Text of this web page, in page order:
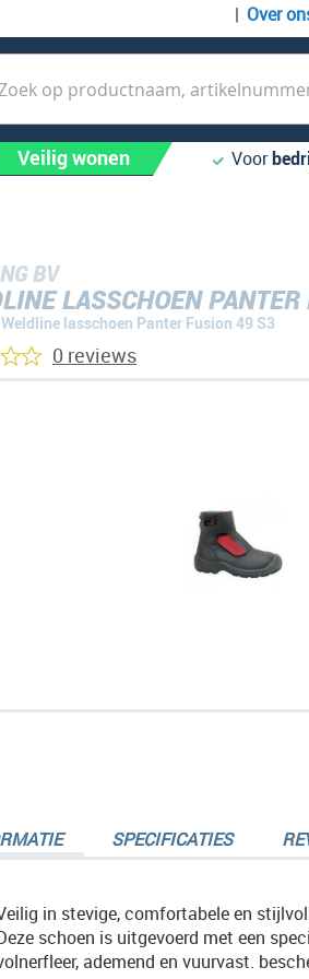
Over
Veilig wonen Voor
BV
LASSCHOEN
Weldline lasschoen Panter Fusion 49 S3
0 reviews
in stevige, comfortabele en
schoen is uitgevoerd met een
ademend en vuurvast.
SPECIFICATIES